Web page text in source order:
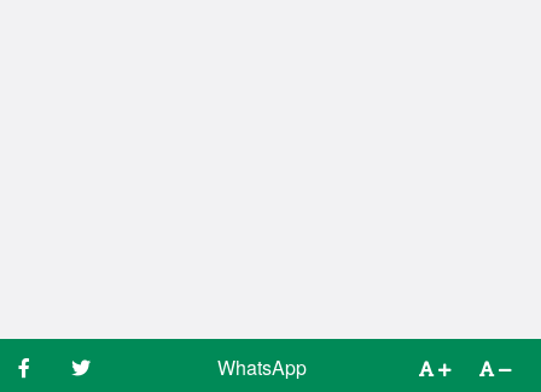
WhatsApp
WhatsApp